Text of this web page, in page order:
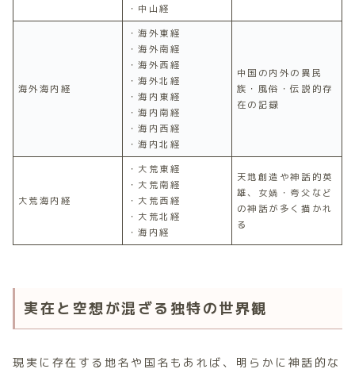
・中山経
海外海内経
・海外東経
・海外南経
・海外西経
・海外北経
・海内東経
・海内南経
・海内西経
・海内北経
中国の内外の異民
族・風俗・伝説的存
在の記録
大荒海内経
・大荒東経
・大荒南経
・大荒西経
・大荒北経
・海内経
天地創造や神話的英
雄、女媧・夸父など
の神話が多く描かれ
る
実在と空想が混ざる独特の世界観
現実に存在する地名や国名もあれば、明らかに神話的な